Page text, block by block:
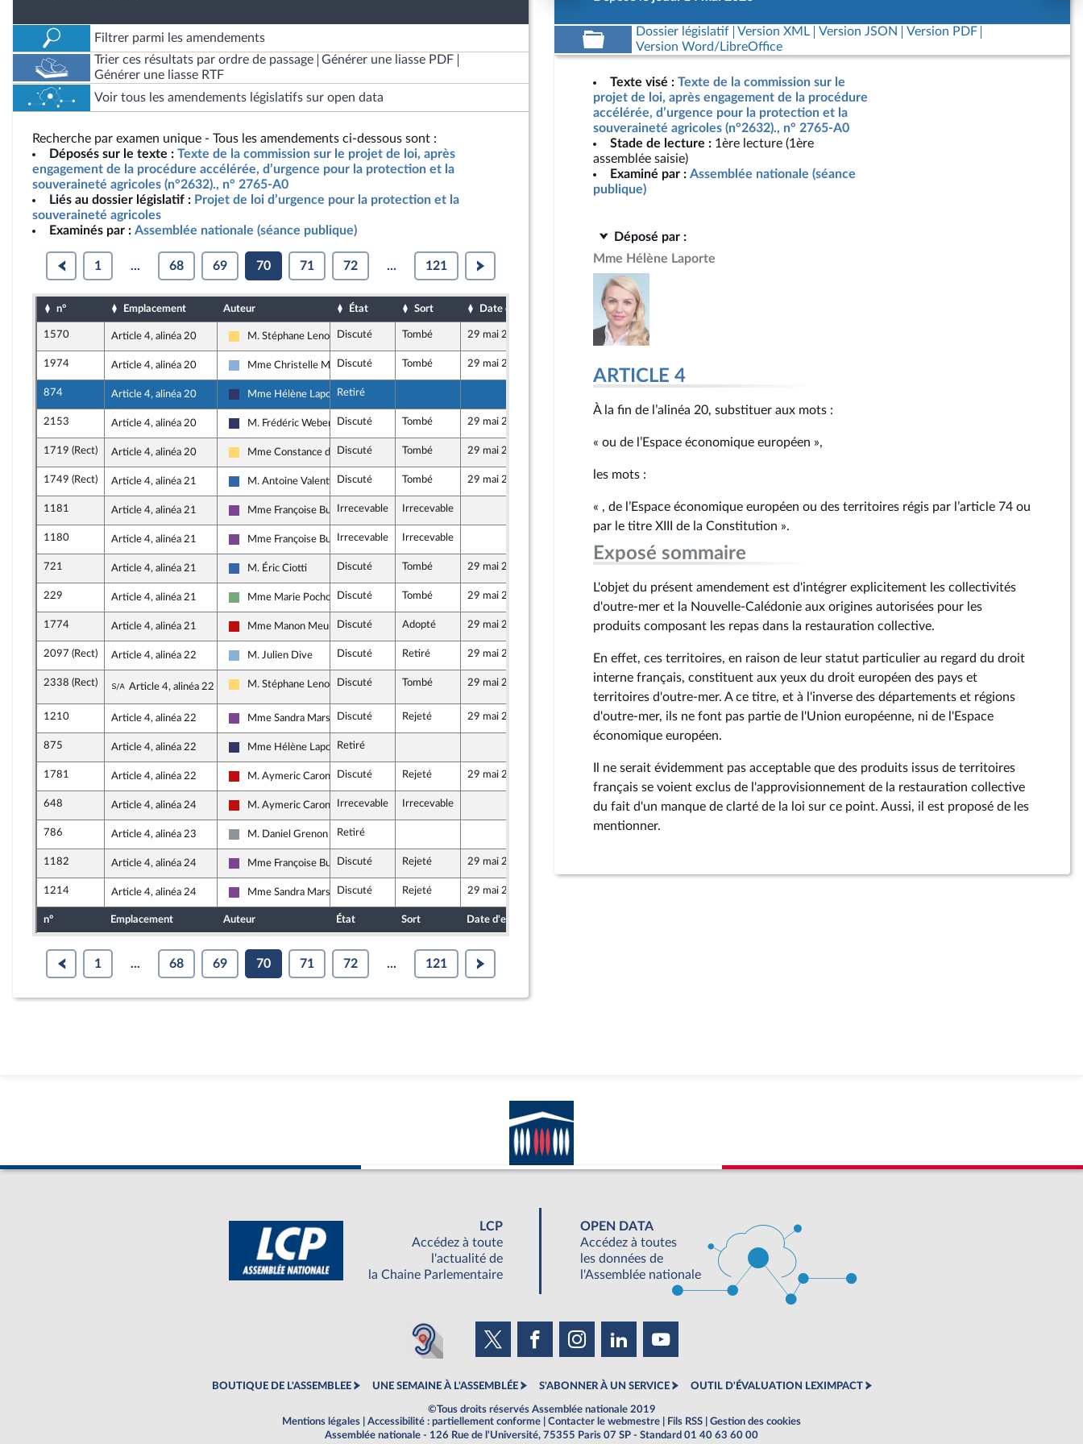
Filtrer parmi les amendements
Trier ces résultats par ordre de passage
Générer une liasse PDF
Générer une liasse RTF
Voir tous les amendements législatifs sur open data
Recherche par examen unique - Tous les amendements ci-dessous sont :
Déposés sur le texte : Texte de la commission sur le projet de loi, après
engagement de la procédure accélérée, d’urgence pour la protection et la
souveraineté agricoles (n°2632)., n° 2765-A0
Liés au dossier législatif : Projet de loi d’urgence pour la protection et la
souveraineté agricoles
Examinés par : Assemblée nationale (séance publique)
1 ... 68 69 70 71 72 ... 121
n° Emplacement Auteur État Sort Date d'examen Date de dépôt
1570 Article 4, alinéa 20
Libertés, Indépendants, Outre-mer et Territoires
M. Stéphane Lenormand
Discuté Tombé 29 mai 2026 15 mai 2026
1974 Article 4, alinéa 20
Droite Républicaine
Mme Christelle MinardDiscuté Tombé 29 mai 2026
874 Article 4, alinéa 20
Rassemblement National
Mme Hélène LaporteRetiré
2153 Article 4, alinéa 20
Rassemblement National
M. Frédéric Weber Discuté Tombé 29 mai 2026
1719 (Rect) Article 4, alinéa 20
Libertés, Indépendants, Outre-mer et Territoires
Mme Constance de Pélichy
Discuté Tombé 29 mai 2026
1749 (Rect) Article 4, alinéa 21
Union des droites pour la République
M. Antoine Valentin Discuté Tombé 29 mai 2026 15 mai 2026
1181 Article 4, alinéa 21
Ensemble pour la République
Mme Françoise BuffetIrrecevable Irrecevable 15 mai 2026
1180 Article 4, alinéa 21
Ensemble pour la République
Mme Françoise BuffetIrrecevable Irrecevable
721 Article 4, alinéa 21
Union des droites pour la République
M. Éric Ciotti Discuté Tombé 29 mai 2026 14 mai 2026
229 Article 4, alinéa 21
Écologiste et Social
Mme Marie Pochon Discuté Tombé 29 mai 2026 12 mai 2026
1774 Article 4, alinéa 21
La France insoumise - Nouveau Front Populaire
Mme Manon MeunierDiscuté Adopté 29 mai 2026 15 mai 2026
2097 (Rect) Article 4, alinéa 22
Droite Républicaine
M. Julien Dive Discuté Retiré 29 mai 2026 15 mai 2026
2338 (Rect) Sous-amendement de l'amendement n°2097 (Rect)
Article 4, alinéa 22 Libertés, Indépendants, Outre-mer et Territoires
M. Stéphane Lenormand
Discuté Tombé 29 mai 2026 20 mai 2026
1210 Article 4, alinéa 22
Ensemble pour la République
Mme Sandra MarsaudDiscuté Rejeté 29 mai 2026 15 mai 2026
875 Article 4, alinéa 22
Rassemblement National
Mme Hélène LaporteRetiré
1781 Article 4, alinéa 22
La France insoumise - Nouveau Front Populaire
M. Aymeric Caron Discuté Rejeté 29 mai 2026 15 mai 2026
648 Article 4, alinéa 24
La France insoumise - Nouveau Front Populaire
M. Aymeric Caron Irrecevable Irrecevable 13 mai 2026
786 Article 4, alinéa 23
Non inscrit
M. Daniel Grenon Retiré 14 mai 2026
1182 Article 4, alinéa 24
Ensemble pour la République
Mme Françoise BuffetDiscuté Rejeté 29 mai 2026
1214 Article 4, alinéa 24
Ensemble pour la République
Mme Sandra MarsaudDiscuté Rejeté 29 mai 2026
n° Emplacement Auteur État Sort Date d'examen
1 ... 68 69 70 71 72 ... 121
Dossier législatif Version XML Version JSON
Version PDF
Version Word/LibreOffice
Texte visé : Texte de la commission sur le
projet de loi, après engagement de la procédure
accélérée, d’urgence pour la protection et la
souveraineté agricoles (n°2632)., n° 2765-A0
Stade de lecture : 1ère lecture (1ère
assemblée saisie)
Examiné par : Assemblée nationale (séance
publique)
Déposé par :
Mme Hélène Laporte
ARTICLE 4
À la fin de l’alinéa 20, substituer aux mots :
« ou de l’Espace économique européen »,
les mots :
« , de l’Espace économique européen ou des territoires régis par l’article 74 ou
par le titre XIII de la Constitution ».
Exposé sommaire
L'objet du présent amendement est d'intégrer explicitement les collectivités
d'outre-mer et la Nouvelle-Calédonie aux origines autorisées pour les
produits composant les repas dans la restauration collective.
En effet, ces territoires, en raison de leur statut particulier au regard du droit
interne français, constituent aux yeux du droit européen des pays et
territoires d'outre-mer. A ce titre, et à l'inverse des départements et régions
d'outre-mer, ils ne font pas partie de l'Union européenne, ni de l'Espace
économique européen.
Il ne serait évidemment pas acceptable que des produits issus de territoires
français se voient exclus de l'approvisionnement de la restauration collective
du fait d'un manque de clarté de la loi sur ce point. Aussi, il est proposé de les
mentionner.
LCP
Accédez à toute
l'actualité de
la Chaine Parlementaire
OPEN DATA
Accédez à toutes
les données de
l'Assemblée nationale
BOUTIQUE DE L'ASSEMBLEE UNE SEMAINE À L'ASSEMBLÉE S'ABONNER À UN SERVICE OUTIL D'ÉVALUATION LEXIMPACT
©Tous droits réservés Assemblée nationale 2019
Mentions légales
Accessibilité : partiellement conforme Contacter le webmestre Fils RSS
Gestion des cookies
Assemblée nationale - 126 Rue de l'Université, 75355 Paris 07 SP - Standard 01 40 63 60 00